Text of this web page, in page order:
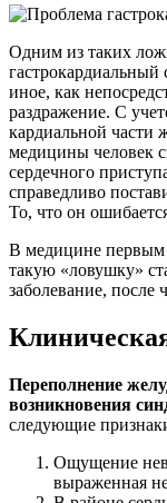
Одним из таких
гастрокардиальный
иное, как
раздражение. С
кардиальной части
медицины человек
сердечного
справедливо
То, что он
В медицине первым
такую «ловушку»
заболевание, после
Переполнение
возникновения
следующие
Ощущение
выраженная